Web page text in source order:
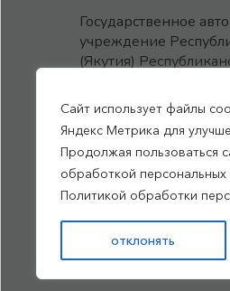
Сайт использует файлы
Яндекс Метрика для
Продолжая пользоваться
обработкой персональных
Политикой обработки
отклонять
Государственное
учреждение
(Якутия)
центр медицины
им.М.Е.Николаева
Все права
Политика обработки
персональных